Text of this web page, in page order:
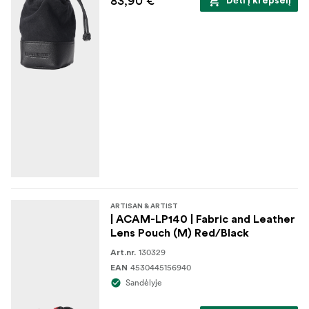
Vidus
Išklota minkštu į zomšą panašiu poliesteriu
Nuimamas "donuto formos" pagalvėlės pagrindas
ARTISAN & ARTIST
| ACAM-LP140 | Fabric and Leather
Lens Pouch (M) Red/Black
Art.nr. 130329
EAN 4530445156940
Sandėlyje